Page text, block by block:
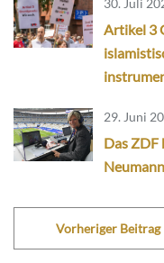
30. Juli
Artikel 3
29. Juni
Das
Vorheriger Beitrag